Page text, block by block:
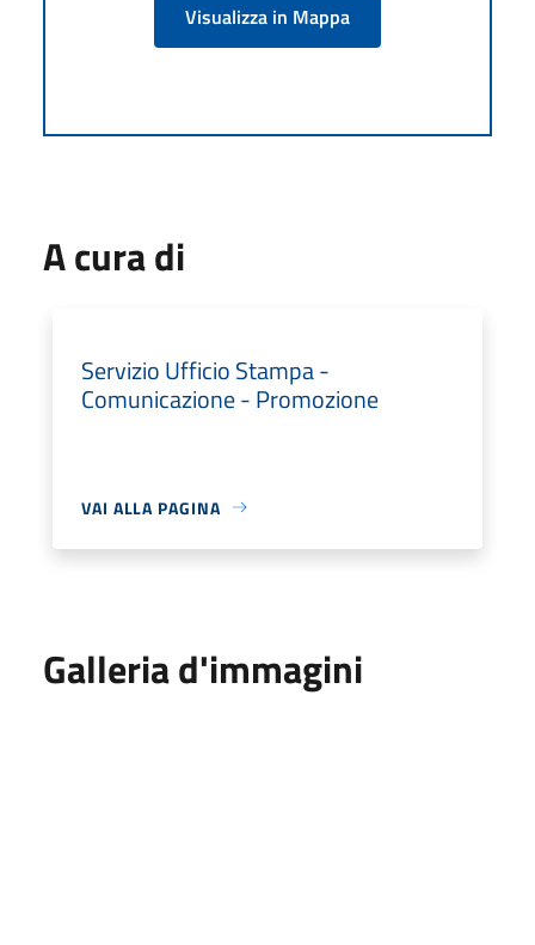
Visualizza in Mappa
A cura di
Servizio Ufficio Stampa -
Comunicazione - Promozione
VAI ALLA PAGINA
Galleria d'immagini